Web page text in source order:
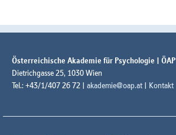
Österreichische Akademie für Psychologie | ÖAP
Dietrichgasse 25, 1030 Wien
Tel.: +43/1/407 26 72 | akademie@oap.at | Kontakt